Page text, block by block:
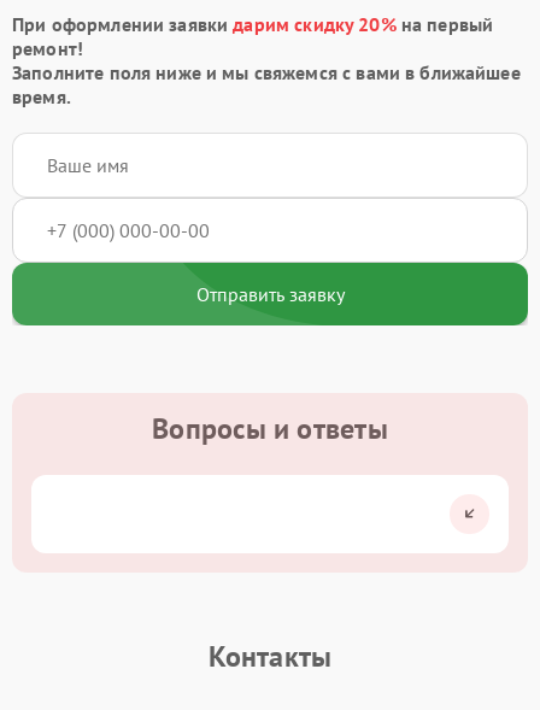
При оформлении заявкидарим скидку 20%на первый
ремонт!
Заполните поля ниже и мы свяжемся с вами в ближайшее
время.
Отправить заявку
Вопросы и ответы
Контакты